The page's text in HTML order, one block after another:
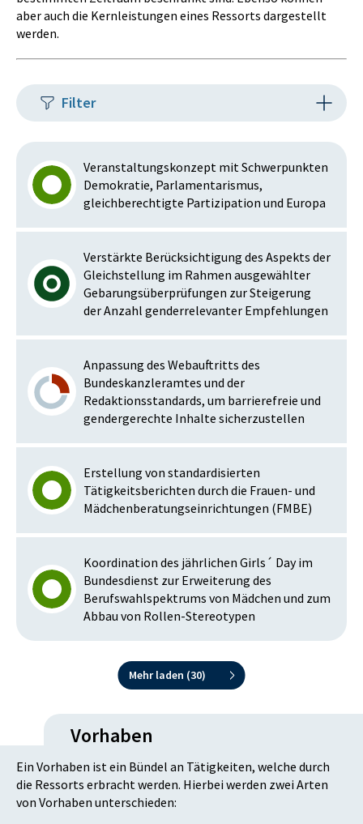
aber auch die Kernleistungen eines Ressorts dargestellt
werden.
Filter
Veranstaltungskonzept mit Schwerpunkten
Demokratie, Parlamentarismus,
gleichberechtigte Partizipation und Europa
Verstärkte Berücksichtigung des Aspekts der
Gleichstellung im Rahmen ausgewählter
Gebarungsüberprüfungen zur Steigerung
der Anzahl genderrelevanter Empfehlungen
Anpassung des Webauftritts des
Bundeskanzleramtes und der
Redaktionsstandards, um barrierefreie und
gendergerechte Inhalte sicherzustellen
Erstellung von standardisierten
Tätigkeitsberichten durch die Frauen- und
Mädchenberatungseinrichtungen (FMBE)
Koordination des jährlichen Girls´ Day im
Bundesdienst zur Erweiterung des
Berufswahlspektrums von Mädchen und zum
Abbau von Rollen-Stereotypen
Mehr laden (30)
Vorhaben
Ein Vorhaben ist ein Bündel an Tätigkeiten, welche durch
die Ressorts erbracht werden. Hierbei werden zwei Arten
von Vorhaben unterschieden: